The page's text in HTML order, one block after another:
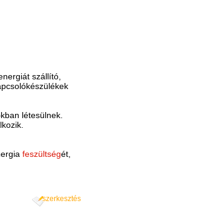
szállító,
létesülnek.
feszültségét,
szerkesztés